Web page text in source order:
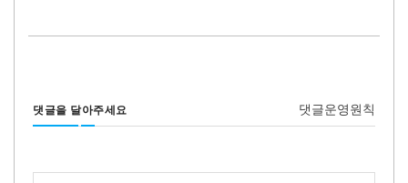
댓글을 달아주세요 댓글운영원칙